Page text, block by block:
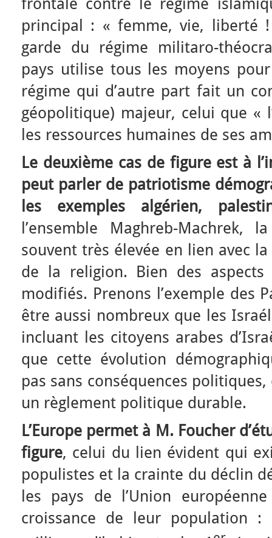
principal : « femme, vie, liberté !
garde du régime militaro-
pays utilise tous les moyens
régime qui d’autre part fait un
géopolitique) majeur, celui que «
les ressources humaines de ses
Le deuxième cas de figure est à
peut parler de patriotisme
les exemples algérien,
l’ensemble Maghreb-
souvent très élevée en lien avec
de la religion. Bien des
modifiés. Prenons l’exemple des
être aussi nombreux que les
incluant les citoyens arabes
que cette évolution
pas sans conséquences
un règlement politique durable.
L’Europe permet à M. Foucher
figure, celui du lien évident qui
populistes et la crainte du déclin
les pays de l’Union
croissance de leur population